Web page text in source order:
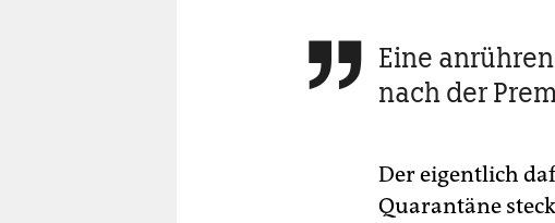
 Eine
nach der
Der eigentlich
Quarantäne